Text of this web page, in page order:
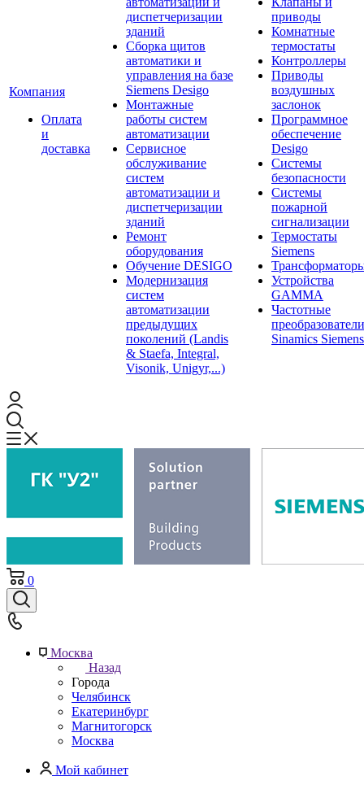
Компания
Оплата
и
доставка
диспетчеризации
зданий
Сборка щитов
автоматики и
управления на базе
Siemens Desigo
Монтажные
работы систем
автоматизации
Сервисное
обслуживание
систем
автоматизации и
диспетчеризации
зданий
Ремонт
оборудования
Обучение DESIGO
Модернизация
систем
автоматизации
предыдущих
поколений (Landis
& Staefa, Integral,
Visonik, Unigyr,...)
приводы
Комнатные
термостаты
Контроллеры
Приводы
воздушных
заслонок
Программное
обеспечение
Desigo
Системы
безопасности
Системы
пожарной
сигнализации
Термостаты
Siemens
Устройства
GAMMA
Частотные
преобразователи
Sinamics Siemens
0
Москва
Назад
Города
Челябинск
Екатеринбург
Магнитогорск
Москва
Мой кабинет